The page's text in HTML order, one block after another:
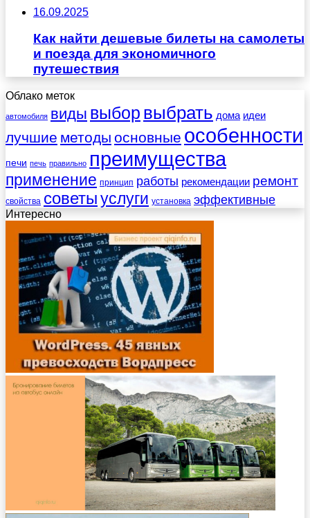
16.09.2025
Как найти дешевые билеты на самолеты
и поезда для экономичного
путешествия
Облако меток
автомобиля виды выбор выбрать дома идеи
лучшие методы основные особенности
печи печь правильно преимущества
применение принцип работы рекомендации ремонт
свойства советыуслуги установка эффективные
Интересно